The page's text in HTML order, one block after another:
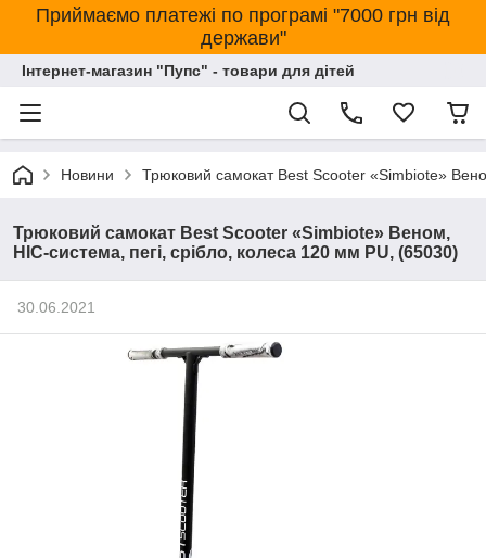
Приймаємо платежі по програмі "7000 грн від
держави"
Інтернет-магазин "Пупс" - товари для дітей
Новини Трюковий самокат Best Scooter «Simbiote»
Трюковий самокат Best Scooter «Simbiote» Веном,
HIC-система, пегі, срібло, колеса 120 мм PU, (65030)
30.06.2021